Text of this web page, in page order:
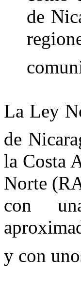
de
La Ley
de
la Costa
Norte
con
y con